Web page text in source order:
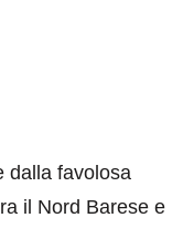
dalla favolosa
il Nord Barese e